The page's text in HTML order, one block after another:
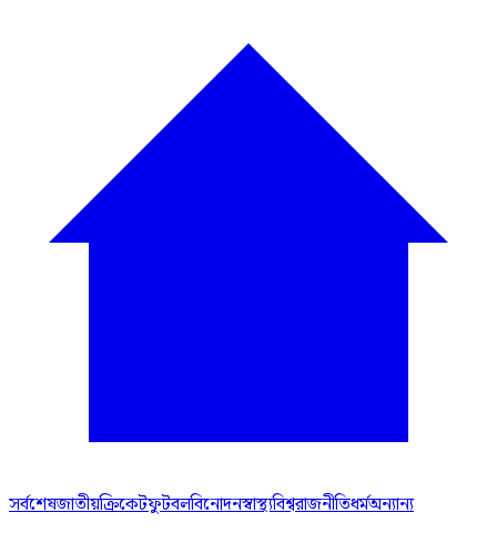
সর্বশেষজাতীয়ক্রিকেটফুটবলবিনোদনস্বাস্থ্যবিশ্বরাজনীতিধর্মঅন্যান্য